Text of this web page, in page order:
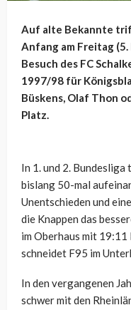
Auf alte Bekannte
Anfang am Freitag (5.
Besuch des FC
1997/98 für
Büskens, Olaf Thon
Platz.
In 1. und 2.
bislang 50-mal
Unentschieden und
die Knappen das
im Oberhaus mit
schneidet F95 im
In den vergangenen
schwer mit den